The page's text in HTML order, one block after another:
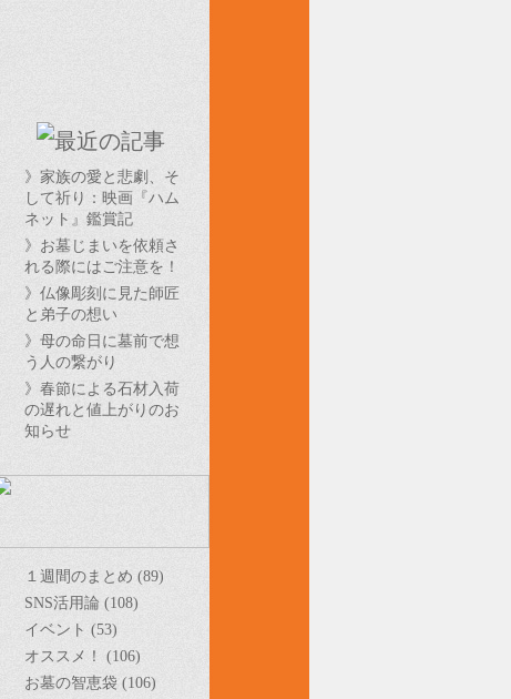
》家族の愛と悲劇、そ
して祈り：映画『ハム
ネット』鑑賞記
》お墓じまいを依頼さ
れる際にはご注意を！
》仏像彫刻に見た師匠
と弟子の想い
》母の命日に墓前で想
う人の繋がり
》春節による石材入荷
の遅れと値上がりのお
知らせ
１週間のまとめ (89)
SNS活用論 (108)
イベント (53)
オススメ！ (106)
お墓の智恵袋 (106)